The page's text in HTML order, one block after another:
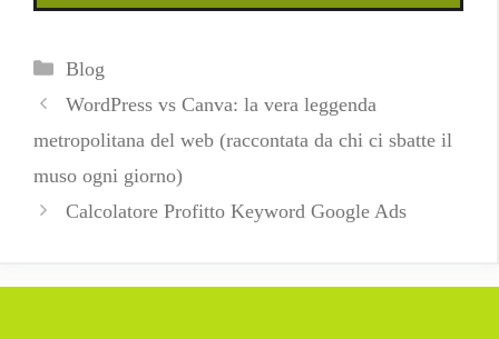
Categorie
Blog
WordPress vs Canva: la vera leggenda
metropolitana del web (raccontata da chi ci sbatte il
muso ogni giorno)
Calcolatore Profitto Keyword Google Ads